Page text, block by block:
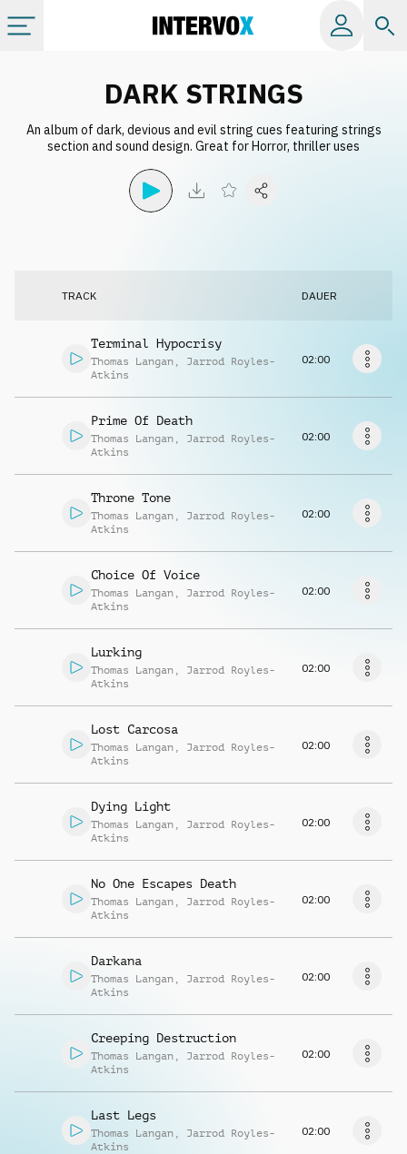
Alle Alben
Lizenzen
Info
DARK STRINGS
An album of dark, devious and evil string cues featuring strings
section and sound design. Great for Horror, thriller uses
TRACK DAUER
Terminal Hypocrisy
Thomas Langan , Jarrod Royles-
Atkins
02:00
Prime Of Death
Thomas Langan , Jarrod Royles-
Atkins
02:00
Throne Tone
Thomas Langan , Jarrod Royles-
Atkins
02:00
Choice Of Voice
Thomas Langan , Jarrod Royles-
Atkins
02:00
Lurking
Thomas Langan , Jarrod Royles-
Atkins
02:00
Lost Carcosa
Thomas Langan , Jarrod Royles-
Atkins
02:00
Dying Light
Thomas Langan , Jarrod Royles-
Atkins
02:00
No One Escapes Death
Thomas Langan , Jarrod Royles-
Atkins
02:00
Darkana
Thomas Langan , Jarrod Royles-
Atkins
02:00
Creeping Destruction
Thomas Langan , Jarrod Royles-
Atkins
02:00
Last Legs
Thomas Langan , Jarrod Royles-
Atkins
02:00